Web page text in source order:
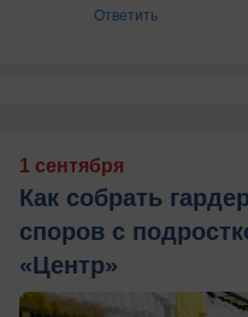
Ответить
1 сентября
Как собрать
споров с
«Центр»